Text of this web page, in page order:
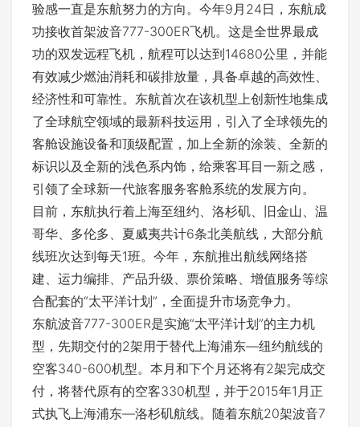
验感一直是东航努力的方向。今年9月24日，东航成
功接收首架波音777-300ER飞机。这是全世界最成
功的双发远程飞机，航程可以达到14680公里，并能
有效减少燃油消耗和碳排放量，具备卓越的高效性、
经济性和可靠性。东航首次在该机型上创新性地集成
了全球航空领域的最新科技运用，引入了全球领先的
客舱设施设备和顶级配置，加上全新的涂装、全新的
标识以及全新的浅色系内饰，给乘客耳目一新之感，
引领了全球新一代旅客服务客舱系统的发展方向。
目前，东航执行着上海至纽约、洛杉矶、旧金山、温
哥华、多伦多、夏威夷共计6条北美航线，大部分航
线班次达到每天1班。今年，东航推出航线网络搭
建、运力编排、产品升级、票价策略、增值服务等综
合配套的“太平洋计划”，全面提升市场竞争力。
东航波音777-300ER是实施“太平洋计划”的主力机
型，先期交付的2架用于替代上海浦东—纽约航线的
空客340-600机型。本月和下个月还将有2架完成交
付，将替代原有的空客330机型，并于2015年1月正
式执飞上海浦东—洛杉矶航线。随着东航20架波音7